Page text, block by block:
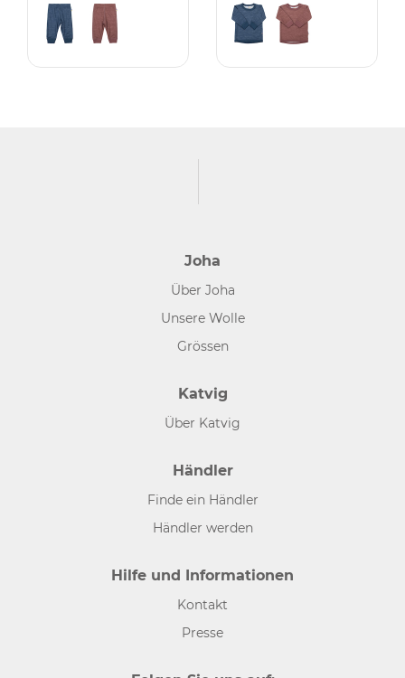
Joha
Über Joha
Unsere Wolle
Grössen
Katvig
Über Katvig
Händler
Finde ein Händler
Händler werden
Hilfe und Informationen
Kontakt
Presse